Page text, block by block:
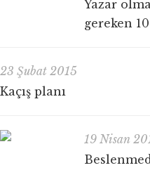
Yazar
gereken
23 Şubat 2015
Kaçış planı
19 Nisan